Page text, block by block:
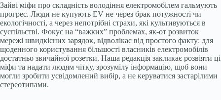
Зайві міфи про складність володіння електромобілем гальмують
прогрес. Люди не купують EV не через брак потужності чи
екологічності, а через непотрібні страхи, які культивуються в
суспільстві. Фокус на “важких” проблемах, як-от розвиток
мережі швидкісних зарядок, відволікає від простого факту: для
щоденного користування більшості власників електромобілів
достатньо звичайної розетки. Наша редакція закликає розвіяти ці
міфи та надати людям чітку, зрозумілу інформацію, щоб вони
могли зробити усвідомлений вибір, а не керуватися застарілими
стереотипами.